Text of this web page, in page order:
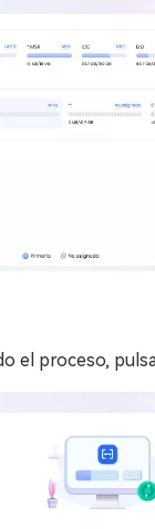
el proceso,